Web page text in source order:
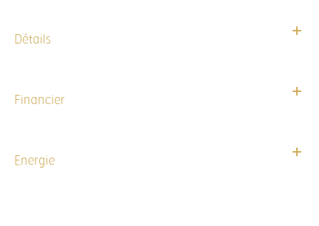
Détails
Financier
Energie